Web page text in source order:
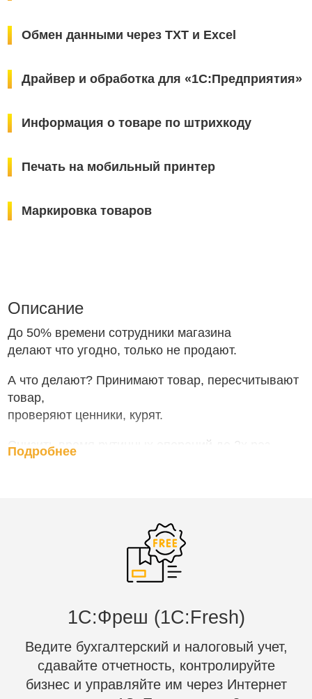
Обмен данными через TXT и Excel
Драйвер и обработка для «1С:Предприятия»
Информация о товаре по штрихкоду
Печать на мобильный принтер
Маркировка товаров
Описание
До 50% времени сотрудники магазина
делают что угодно, только не продают.
А что делают? Принимают товар, пересчитывают
товар,
проверяют ценники, курят.
Снизить время рутинных операций до 2х раз
можно при помощи автоматизации.
сбора данных на базе современной платформы
Подробнее
1C:Фреш (1С:Fresh)
Ведите бухгалтерский и налоговый учет,
сдавайте отчетность, контролируйте
бизнес и управляйте им через Интернет